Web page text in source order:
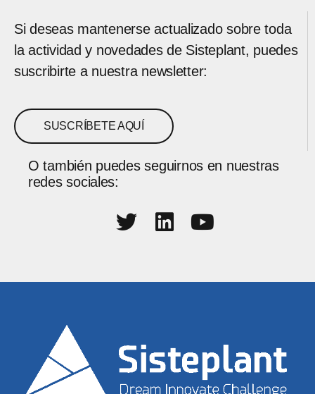
Si deseas mantenerse actualizado sobre toda
la actividad y novedades de Sisteplant, puedes
suscribirte a nuestra newsletter:
SUSCRÍBETE AQUÍ
O también puedes seguirnos en nuestras
redes sociales: